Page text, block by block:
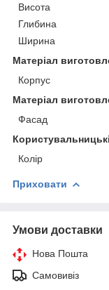
Висота
Глибина
Ширина
Матеріал
Корпус
Матеріал
Фасад
Колір
Приховати
Умови доставки
Нова Пошта
Самовивіз